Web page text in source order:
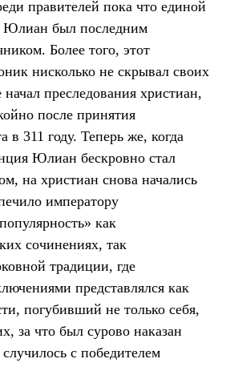
правителей пока что единой
Юлиан был последним
Более того, этот
нисколько не скрывал своих
преследования христиан,
после принятия
в 311 году. Теперь же, когда
Юлиан бескровно стал
на христиан снова начались
императору
как
сочинениях, так
традиции, где
представлялся как
погубивший не только себя,
за что был сурово наказан
с победителем